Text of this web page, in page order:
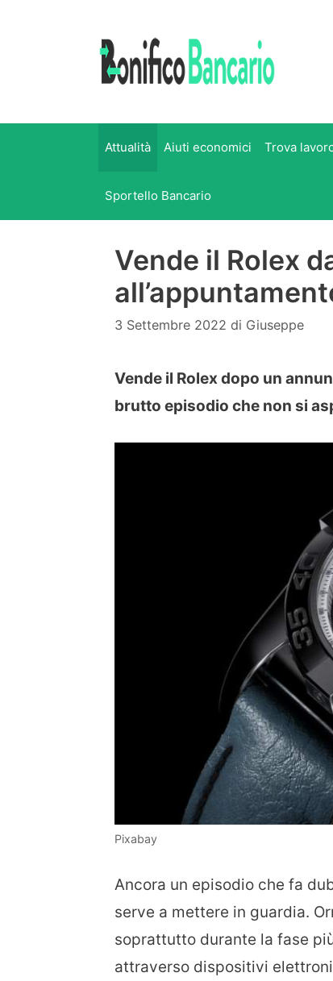
Attualità Aiuti economici Trova
Sportello Bancario
Vende il Rolex
3 Settembre 2022 di Giuseppe
Vende il Rolex dopo un
brutto episodio che non si
Pixabay
Ancora un episodio che fa
serve a mettere in guardia.
soprattutto durante la fase
attraverso dispositivi